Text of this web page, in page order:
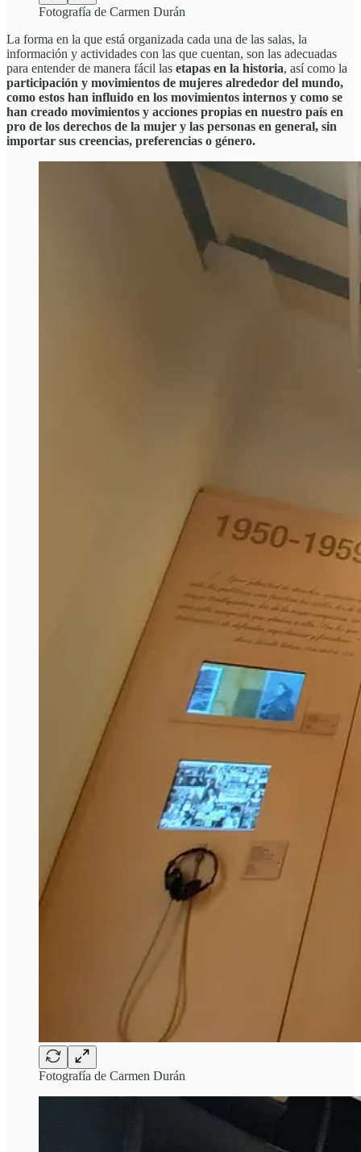
Fotografía de Carmen Durán
La forma en la que está organizada cada una de las salas, la
información y actividades con las que cuentan, son las adecuadas
para entender de manera fácil las etapas en la historia, así como la
participación y movimientos de mujeres alrededor del mundo,
como estos han influido en los movimientos internos y como se
han creado movimientos y acciones propias en nuestro país en
pro de los derechos de la mujer y las personas en general, sin
importar sus creencias, preferencias o género.
Fotografía de Carmen Durán